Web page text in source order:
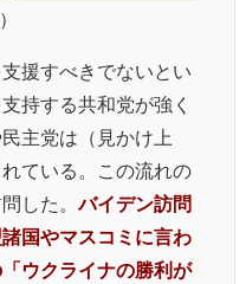
援すべきでないとい
持する共和党が強く
主党は（見かけ上
ている。この流れの
した。バイデン訪問
国やマスコミに言わ
ウクライナの勝利が